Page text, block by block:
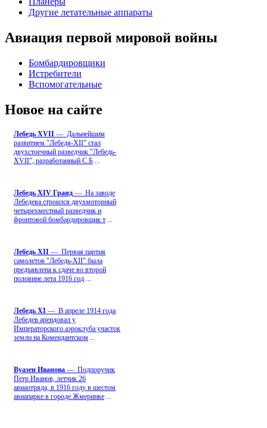
Другие летательные аппараты
Авиация первой мировой войны
Бомбардировщики
Истребители
Вспомогательные
Новое на сайте
Лебедь ХVII — Дальнейшим
развитием "Лебедя-ХII" стал
двухстоечный разведчик "Лебедь-
XVII", разработанный С.Б
Лебедь ХIV Гранд — На заводе
Лебедева строился двухмоторный
четырехместный разведчик и
фронтовой бомбардировщик т
Лебедь ХII — Первая партия
самолетов "Лебедь-ХII" была
предъявлена к сдаче во второй
половине лета 1916 год
Лебедь ХI — В апреле 1914 года
Лебедев арендовал у
Императорского аэроклуба участок
земли на Комендантском
Вуазен Иванова — Подпоручик
Петр Иванов, летчик 26
авиаотряда, в 1916 году в шестом
авиапарке в городе Жмеринке